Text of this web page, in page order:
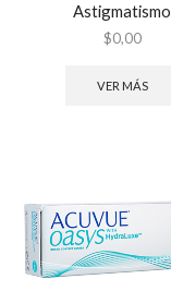
Astigmatismo
$0,00
VER MÁS